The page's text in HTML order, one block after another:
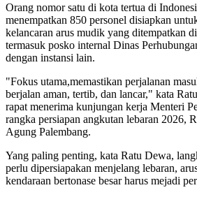
Orang nomor satu di kota tertua di
menempatkan 850 personel disiapkan
kelancaran arus mudik yang ditempatkan
termasuk posko internal Dinas
dengan instansi lain.
"Fokus utama,memastikan perjalanan
berjalan aman, tertib, dan lancar," kata
rapat menerima kunjungan kerja Menteri
rangka persiapan angkutan lebaran 2026,
Agung Palembang.
Yang paling penting, kata Ratu Dewa,
perlu dipersiapakan menjelang lebaran,
kendaraan bertonase besar harus mejadi